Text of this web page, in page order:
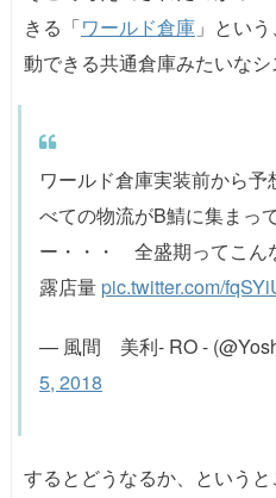
きる「ワールド倉庫 」とい
動できる共通倉庫みたいなシ
ワールド倉庫実装前から
べての物流がB鯖に集まっ
ー・・・ 全盛期ってこん
露店量 pic.twitter.com/
— 風間 美利- RO -
5, 2018
するとどうなるか、という